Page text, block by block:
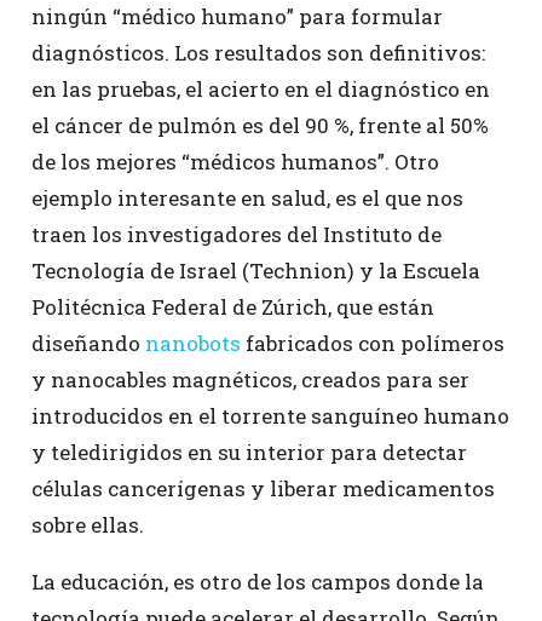
ningún “médico humano” para formular
diagnósticos. Los resultados son definitivos:
en las pruebas, el acierto en el diagnóstico en
el cáncer de pulmón es del 90 %, frente al 50%
de los mejores “médicos humanos”. Otro
ejemplo interesante en salud, es el que nos
traen los investigadores del Instituto de
Tecnología de Israel (Technion) y la Escuela
Politécnica Federal de Zúrich, que están
diseñando nanobots fabricados con polímeros
y nanocables magnéticos, creados para ser
introducidos en el torrente sanguíneo humano
y teledirigidos en su interior para detectar
células cancerígenas y liberar medicamentos
sobre ellas.
La educación, es otro de los campos donde la